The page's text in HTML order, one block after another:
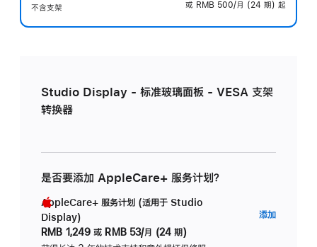
不含支架
或 RMB 500/月 (24 期) 起
Studio Display - 标准玻璃面板 - VESA 支架
转换器
是否要添加 AppleCare+ 服务计划？
AppleCare+ 服务计划 (适用于 Studio
Display)
RMB 1,249 或 RMB 53/月 (24 期)
添加